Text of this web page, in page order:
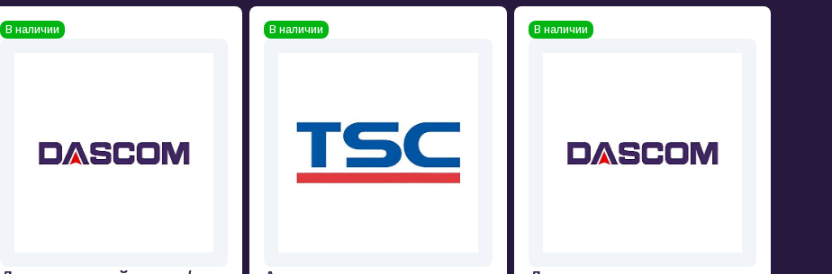
В наличии В наличии В наличии